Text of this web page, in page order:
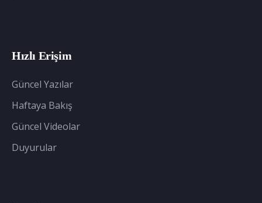
Hızlı Erişim
Güncel Yazılar
Haftaya Bakış
Güncel Videolar
Duyurular